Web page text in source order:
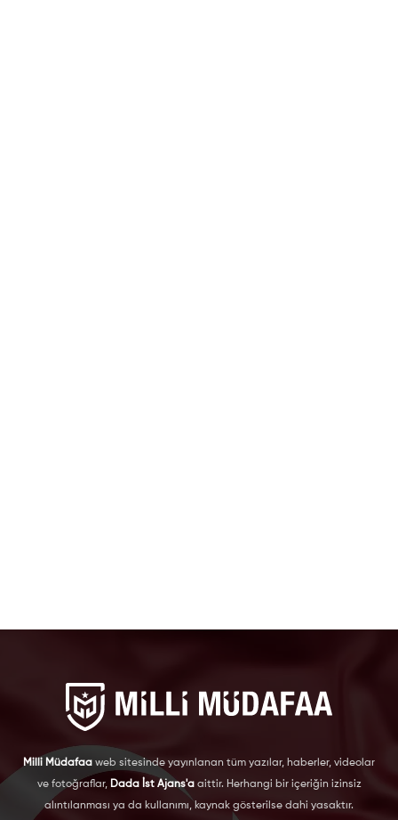
Milli Müdafaa web sitesinde yayınlanan tüm yazılar, haberler, videolar
ve fotoğraflar, Dada İst Ajans'aaittir. Herhangi bir içeriğin izinsiz
alıntılanması ya da kullanımı, kaynak gösterilse dahi yasaktır.